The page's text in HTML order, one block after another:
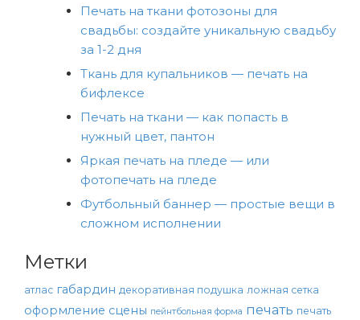
Печать на ткани фотозоны для
свадьбы: создайте уникальную свадьбу
за 1-2 дня
Ткань для купальников — печать на
бифлексе
Печать на ткани — как попасть в
нужный цвет, пантон
Яркая печать на пледе — или
фотопечать на пледе
Футбольный баннер — простые вещи в
сложном исполнении
Метки
атлас габардин декоративная подушка ложная сетка
оформление сцены пейнтбольная форма печать печать